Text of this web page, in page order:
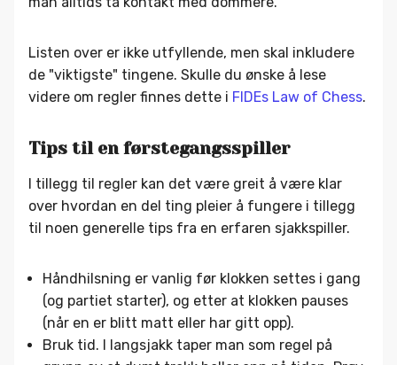
Listen over er ikke utfyllende, men skal inkludere
de "viktigste" tingene. Skulle du ønske å lese
videre om regler finnes dette i FIDEs Law of Chess.
Tips til en førstegangsspiller
I tillegg til regler kan det være greit å være klar
over hvordan en del ting pleier å fungere i tillegg
til noen generelle tips fra en erfaren sjakkspiller.
Håndhilsning er vanlig før klokken settes i gang
(og partiet starter), og etter at klokken pauses
(når en er blitt matt eller har gitt opp).
Bruk tid. I langsjakk taper man som regel på